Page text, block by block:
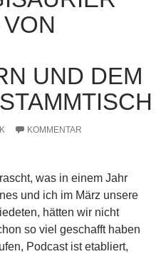
UND DEM
KOMMENTAR
was in einem Jahr
und ich im März unsere
hätten wir nicht
so viel geschafft haben
Podcast ist etabliert,